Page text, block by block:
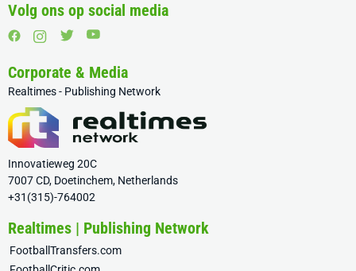
Volg ons op social media
Corporate & Media
Realtimes - Publishing Network
Innovatieweg 20C
7007 CD, Doetinchem, Netherlands
+31(315)-764002
Realtimes | Publishing Network
FootballTransfers.com